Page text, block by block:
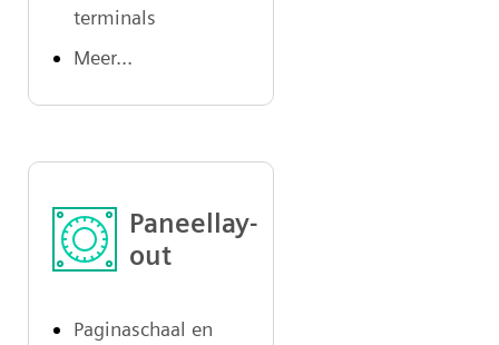
terminals
Meer...
Paneellay-
out
Paginaschaal en